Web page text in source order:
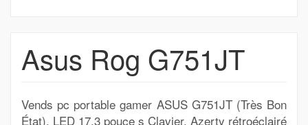
Asus Rog G751JT
Vends pc portable gamer ASUS G751JT (Très Bon
État). LED 17.3 pouce s Clavier. Azerty rétroéclairé